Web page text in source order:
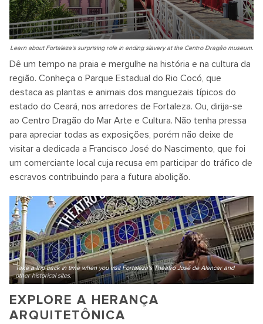
Learn about Fortaleza's surprising role in ending slavery at the Centro Dragão museum.
Dê um tempo na praia e mergulhe na história e na cultura da
região. Conheça o Parque Estadual do Rio Cocó, que
destaca as plantas e animais dos manguezais típicos do
estado do Ceará, nos arredores de Fortaleza. Ou, dirija-se
ao Centro Dragão do Mar Arte e Cultura. Não tenha pressa
para apreciar todas as exposições, porém não deixe de
visitar a dedicada a Francisco José do Nascimento, que foi
um comerciante local cuja recusa em participar do tráfico de
escravos contribuindo para a futura abolição.
Take a trip back in time when you visit Fortaleza's Theatro José de Alencar and
other historical sites.
EXPLORE A HERANÇA
ARQUITETÔNICA